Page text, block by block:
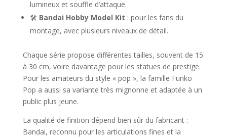
lumineux et souffle d’attaque.
🛠️ Bandai Hobby Model Kit : pour les fans du
montage, avec plusieurs niveaux de détail.
Chaque série propose différentes tailles, souvent de 15
à 30 cm, voire davantage pour les statues de prestige.
Pour les amateurs du style « pop », la famille Funko
Pop a aussi sa variante très mignonne et adaptée à un
public plus jeune.
La qualité de finition dépend bien sûr du fabricant :
Bandai, reconnu pour les articulations fines et la